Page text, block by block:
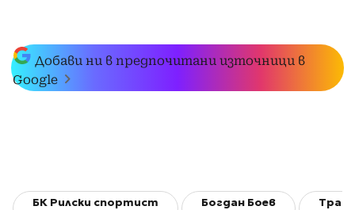
Добави ни в предпочитани източници в
Google
БК Рилски спортист Богдан Боев